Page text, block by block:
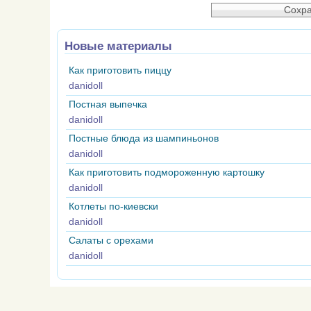
Новые материалы
Как приготовить пиццу
danidoll
Постная выпечка
danidoll
Постные блюда из шампиньонов
danidoll
Как приготовить подмороженную картошку
danidoll
Котлеты по-киевски
danidoll
Салаты с орехами
danidoll